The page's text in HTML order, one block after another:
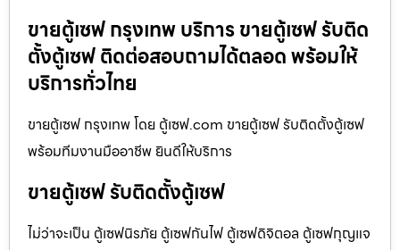
ขายตู้เซฟ กรุงเทพ บริการ ขายตู้เซฟ รับติด
ตั้งตู้เซฟ ติดต่อสอบถามได้ตลอด พร้อมให้
บริการทั่วไทย
ขายตู้เซฟ กรุงเทพ โดย ตู้เซฟ.com ขายตู้เซฟ รับติดตั้งตู้เซฟ
พร้อมทีมงานมืออาชีพ ยินดีให้บริการ
ขายตู้เซฟ รับติดตั้งตู้เซฟ
ไม่ว่าจะเป็น ตู้เซฟนิรภัย ตู้เซฟกันไฟ ตู้เซฟดิจิตอล ตู้เซฟกุญแจ